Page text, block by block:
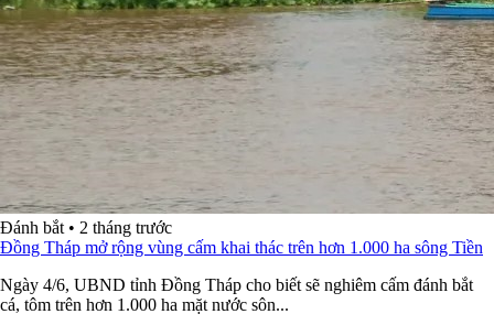
Đánh bắt • 2 tháng trước
Đồng Tháp mở rộng vùng cấm khai thác trên hơn 1.000 ha sông Tiền
Ngày 4/6, UBND tỉnh Đồng Tháp cho biết sẽ nghiêm cấm đánh bắt
cá, tôm trên hơn 1.000 ha mặt nước sôn...